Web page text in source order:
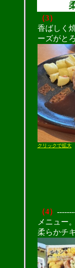
（3）
香ばしく
ーズがと
クリックで拡大
（4）
メニュー。
柔らかチ